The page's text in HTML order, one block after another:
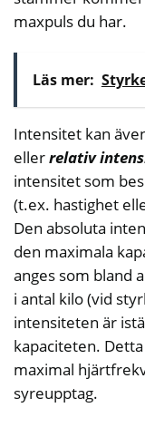
maxpuls du har.
Läs mer:
Intensitet kan
ellerrelativ
intensitet som
(t.ex. hastighet
Den absoluta
den maximala
anges som bland
i antal kilo (vid
intensiteten är
kapaciteten.
maximal
syreupptag.